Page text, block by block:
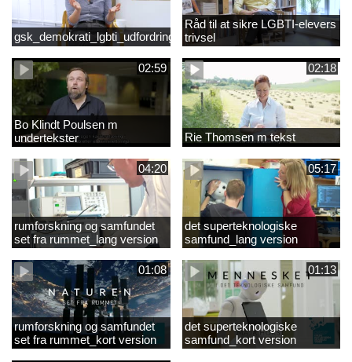
gsk_demokrati_lgbti_udfordringer
Råd til at sikre LGBTI-elevers
trivsel
02:59
Bo Klindt Poulsen m
undertekster
02:18
Rie Thomsen m tekst
04:20
rumforskning og samfundet
set fra rummet_lang version
05:17
det superteknologiske
samfund_lang version
01:08
rumforskning og samfundet
set fra rummet_kort version
01:13
det superteknologiske
samfund_kort version